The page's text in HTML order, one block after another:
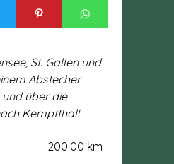
St. Gallen und
Abstecher
über die
Kemptthal!
200.00 km